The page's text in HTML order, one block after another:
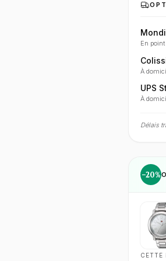
En
À
UPS
À
Délais
−20%
CETTE